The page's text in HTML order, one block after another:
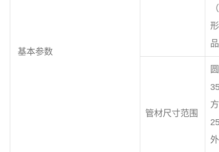
基本参数
管材尺寸范围